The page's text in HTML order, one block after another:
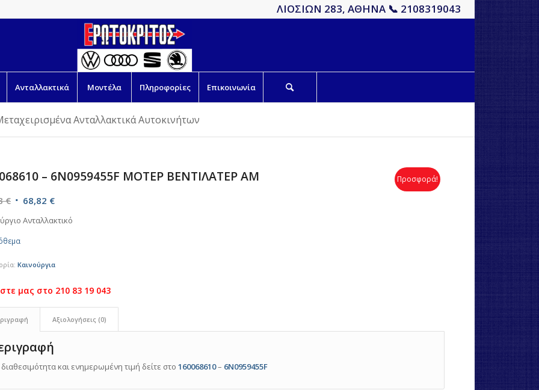
ΛΙΟΣΙΩΝ 283, ΑΘΗΝΑ 📞 2108319043
Ανταλλακτικά Μοντέλα Πληροφορίες Επικοινωνία
Ανταλλακτικά Αυτοκινήτων
Προσφορά!
– 6N0959455F ΜΟΤΕΡ ΒΕΝΤΙΛΑΤΕΡ AM
€ Original
77,08 €.
68,82 €Η
τρέχουσα
Ανταλλακτικό
Καινούργια
Αξιολογήσεις (0)
διαθεσιμότητα και ενημερωμένη τιμή δείτε στο 160068610– 6N0959455F